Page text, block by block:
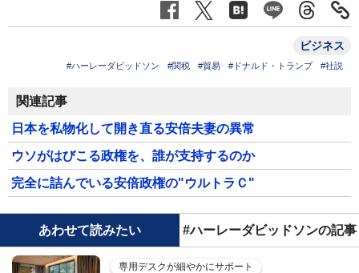
ビジネス
#ハーレーダビッドソン #関税 #貿易 #ドナルド・トランプ #社説
関連記事
日本を私物化して開き直る安倍夫妻の異常
ウソがはびこる政権を、誰が支持するのか
完全に詰んでいる安倍政権の"ウルトラＣ"
あわせて読みたい #ハーレーダビッドソンの記事
専用デスクが細やかにサポート